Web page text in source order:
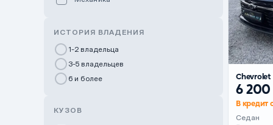
GWM Nurly Zhol
Chery Astana
ИСТОРИЯ ВЛАДЕНИЯ
1-2 владельца
3-5 владельцев
6 и более
КУЗОВ
Chevrolet
6
В кредит
Седан